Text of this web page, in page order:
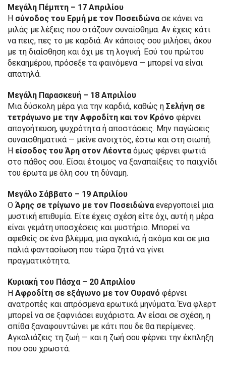
Μεγάλη Πέμπτη – 17 Απριλίου
Η σύνοδος του Ερμή με τον Ποσειδώνασε κάνει να
μιλάς με λέξεις που στάζουν συναίσθημα. Αν έχεις κάτι
να πεις, πες το με καρδιά. Αν κάποιος σου μιλήσει, άκου
με τη διαίσθηση και όχι με τη λογική. Εσύ του πρώτου
δεκαημέρου, πρόσεξε τα φαινόμενα — μπορεί να είναι
απατηλά.
Μεγάλη Παρασκευή – 18 Απριλίου
Μια δύσκολη μέρα για την καρδιά, καθώς η Σελήνη σε
τετράγωνο με την Αφροδίτη και τον Κρόνο φέρνει
απογοήτευση, ψυχρότητα ή αποστάσεις. Μην παγώσεις
συναισθηματικά — μείνε ανοιχτός, έστω και στη σιωπή.
Η είσοδος του Άρη στον Λέονταόμως φέρνει φωτιά
στο πάθος σου. Είσαι έτοιμος να ξαναπαίξεις το παιχνίδι
του έρωτα με όλη σου τη δύναμη.
Μεγάλο Σάββατο – 19 Απριλίου
Ο Άρης σε τρίγωνο με τον Ποσειδώναενεργοποιεί μια
μυστική επιθυμία. Είτε έχεις σχέση είτε όχι, αυτή η μέρα
είναι γεμάτη υποσχέσεις και μυστήριο. Μπορεί να
αφεθείς σε ένα βλέμμα, μια αγκαλιά, ή ακόμα και σε μια
παλιά φαντασίωση που τώρα ζητά να γίνει
πραγματικότητα.
Κυριακή του Πάσχα – 20 Απριλίου
Η Αφροδίτη σε εξάγωνο με τον Ουρανό φέρνει
ανατροπές και απρόσμενα ερωτικά μηνύματα. Ένα φλερτ
μπορεί να σε ξαφνιάσει ευχάριστα. Αν είσαι σε σχέση, η
σπίθα ξαναφουντώνει με κάτι που δε θα περίμενες.
Αγκαλιάζεις τη ζωή — και η ζωή σου φέρνει την έκπληξη
που σου χρωστά.